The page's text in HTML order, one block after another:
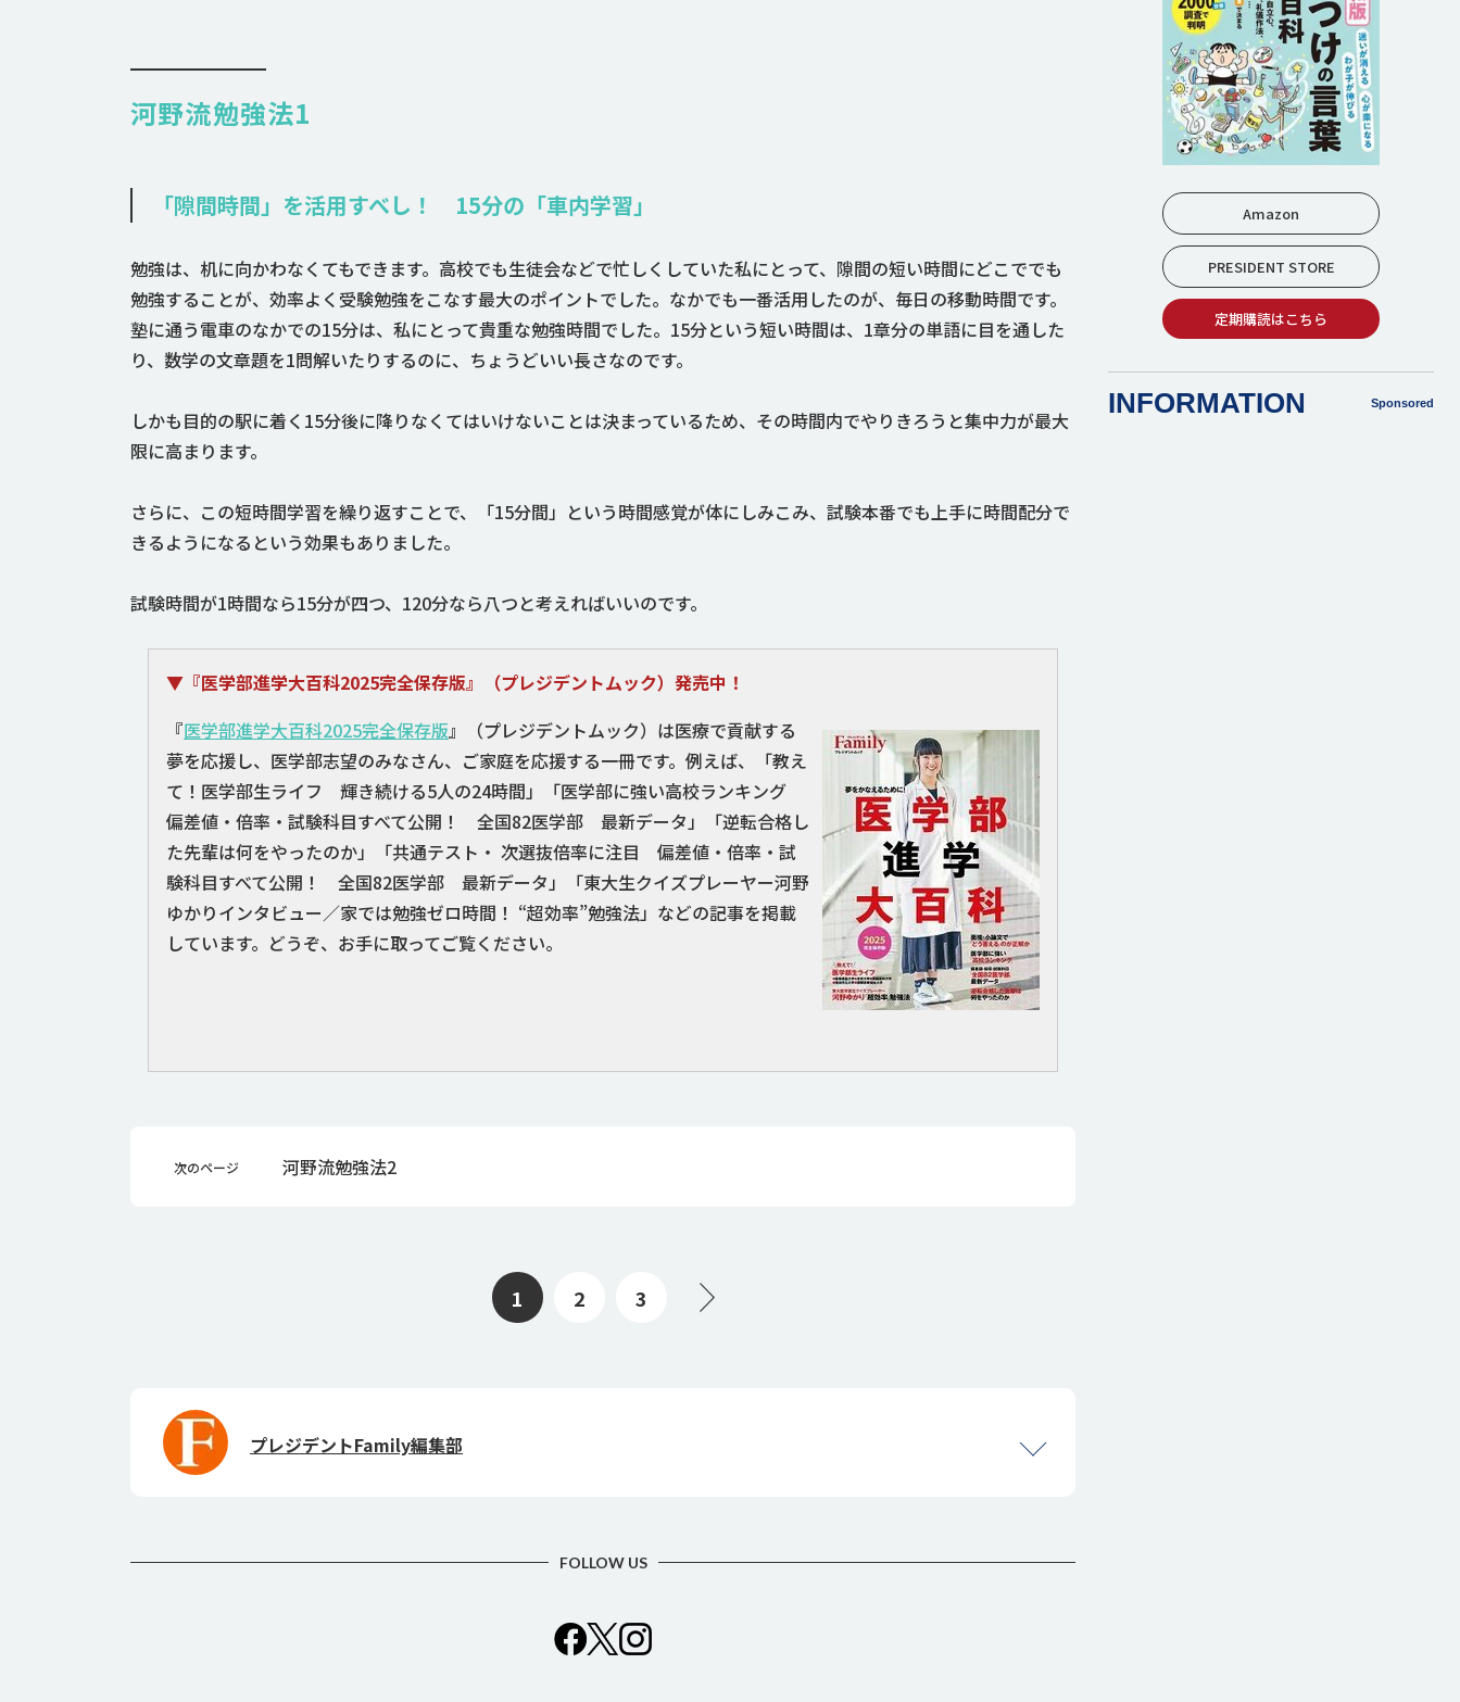
河野流勉強法1
「隙間時間」を活用すべし！ 15分の「車内学習」
勉強は、机に向かわなくてもできます。高校でも生徒会などで忙しくしていた私にとって、隙間の短い時間にどこででも
勉強することが、効率よく受験勉強をこなす最大のポイントでした。なかでも一番活用したのが、毎日の移動時間です。
塾に通う電車のなかでの15分は、私にとって貴重な勉強時間でした。15分という短い時間は、1章分の単語に目を通した
り、数学の文章題を1問解いたりするのに、ちょうどいい長さなのです。
しかも目的の駅に着く15分後に降りなくてはいけないことは決まっているため、その時間内でやりきろうと集中力が最大
限に高まります。
さらに、この短時間学習を繰り返すことで、「15分間」という時間感覚が体にしみこみ、試験本番でも上手に時間配分で
きるようになるという効果もありました。
試験時間が1時間なら15分が四つ、120分なら八つと考えればいいのです。
▼『医学部進学大百科2025完全保存版』（プレジデントムック）発売中！
『医学部進学大百科2025完全保存版』（プレジデントムック）は医療で貢献する
夢を応援し、医学部志望のみなさん、ご家庭を応援する一冊です。例えば、「教え
て！医学部生ライフ 輝き続ける5人の24時間」「医学部に強い高校ランキング
偏差値・倍率・試験科目すべて公開！ 全国82医学部 最新データ」「逆転合格し
た先輩は何をやったのか」「共通テスト・ 次選抜倍率に注目 偏差値・倍率・試
験科目すべて公開！ 全国82医学部 最新データ」「東大生クイズプレーヤー河野
ゆかりインタビュー／家では勉強ゼロ時間！ “超効率”勉強法」などの記事を掲載
しています。どうぞ、お手に取ってご覧ください。
次のページ 河野流勉強法2
1 2 3
プレジデントFamily編集部
Amazon
PRESIDENT STORE
定期購読はこちら
INFORMATION Sponsored